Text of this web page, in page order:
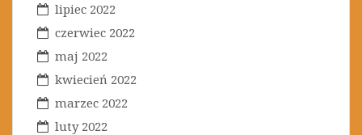
lipiec 2022
czerwiec 2022
maj 2022
kwiecień 2022
marzec 2022
luty 2022